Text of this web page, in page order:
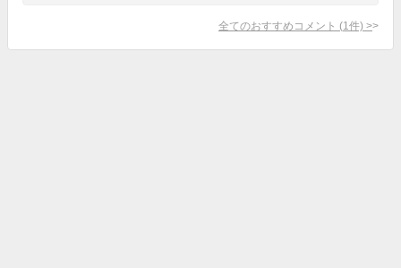
全てのおすすめコメント (1 件) >